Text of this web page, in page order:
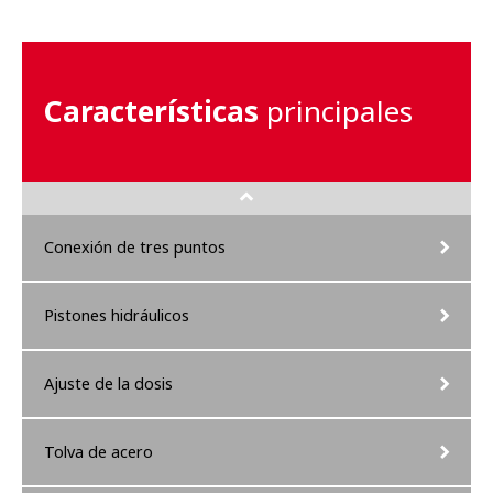
Características principales
Conexión de tres puntos
Pistones hidráulicos
Ajuste de la dosis
Tolva de acero